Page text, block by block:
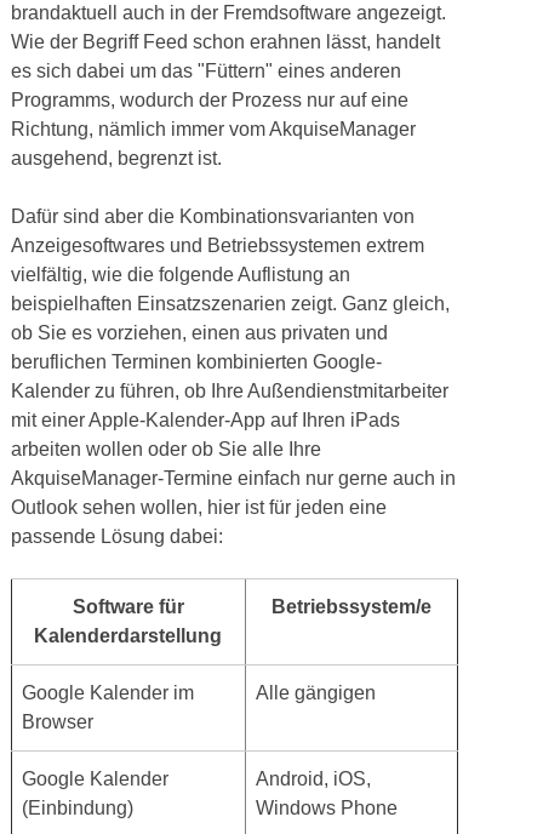
brandaktuell auch in der Fremdsoftware angezeigt.
Wie der Begriff Feed schon erahnen lässt, handelt
es sich dabei um das "Füttern" eines anderen
Programms, wodurch der Prozess nur auf eine
Richtung, nämlich immer vom AkquiseManager
ausgehend, begrenzt ist.
Dafür sind aber die Kombinationsvarianten von
Anzeigesoftwares und Betriebssystemen extrem
vielfältig, wie die folgende Auflistung an
beispielhaften Einsatzszenarien zeigt. Ganz gleich,
ob Sie es vorziehen, einen aus privaten und
beruflichen Terminen kombinierten Google-
Kalender zu führen, ob Ihre Außendienstmitarbeiter
mit einer Apple-Kalender-App auf Ihren iPads
arbeiten wollen oder ob Sie alle Ihre
AkquiseManager-Termine einfach nur gerne auch in
Outlook sehen wollen, hier ist für jeden eine
passende Lösung dabei:
Software für
Kalenderdarstellung
Betriebssystem/e
Google Kalender im
Browser
Alle gängigen
Google Kalender
(Einbindung)
Android, iOS,
Windows Phone